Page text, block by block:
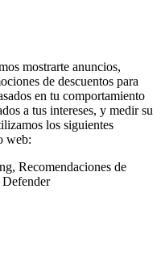
mostrarte anuncios,
de descuentos para
en tu comportamiento
a tus intereses, y medir su
los siguientes
web:
Recomendaciones de
Defender